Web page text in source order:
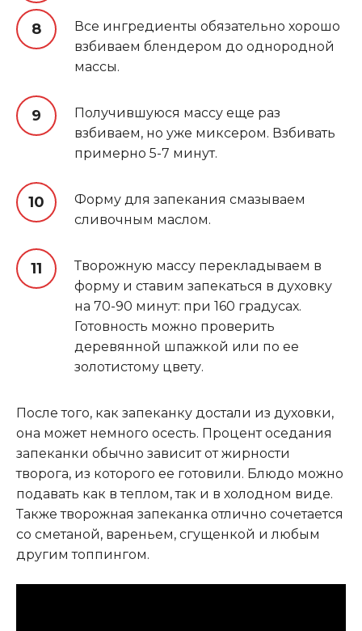
Все ингредиенты обязательно хорошо
взбиваем блендером до однородной
массы.
Получившуюся массу еще раз
взбиваем, но уже миксером. Взбивать
примерно 5-7 минут.
Форму для запекания смазываем
сливочным маслом.
Творожную массу перекладываем в
форму и ставим запекаться в духовку
на 70-90 минут: при 160 градусах.
Готовность можно проверить
деревянной шпажкой или по ее
золотистому цвету.
После того, как запеканку достали из духовки,
она может немного осесть. Процент оседания
запеканки обычно зависит от жирности
творога, из которого ее готовили. Блюдо можно
подавать как в теплом, так и в холодном виде.
Также творожная запеканка отлично сочетается
со сметаной, вареньем, сгущенкой и любым
другим топпингом.